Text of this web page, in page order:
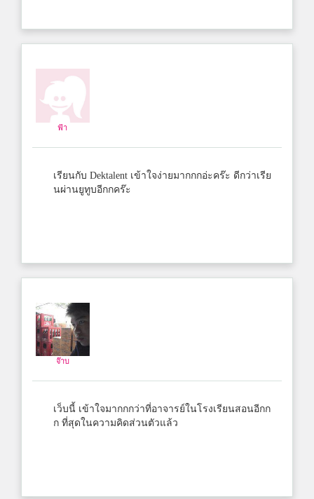
ฟ้า
เรียนกับ Dektalent เข้าใจง่ายมากกกอ่ะคร๊ะ ดีกว่าเรีย
นผ่านยูทูบอีกกคร๊ะ
จ๊าบ
เว็บนี้ เข้าใจมากกกว่าที่อาจารย์ในโรงเรียนสอนอีกก
ก ที่สุดในความคิดส่วนตัวแล้ว